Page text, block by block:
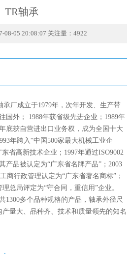
TR轴承
08-05 20:08:07 关注量：4922
承厂成立于1979年，次年开发、生产带
国外； 1988年获省级先进企业；1989年
底获自营进出口业务权，成为全国十大
年跨入“中国500家最大机械工业企
省高新技术企业；1997年通过ISO9002
产品被认定为“广东省名牌产品”；2003
商行政管理认定为“广东省著名商标”；
总局评定为“守合同，重信用”企业。
1300多个品种规格的产品，轴承外径尺
量大、品种齐、技术和质量领先的知名